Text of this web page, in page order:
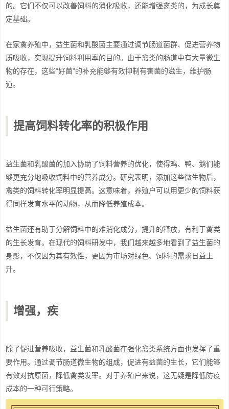
的。它们不仅可以改善饲料的消化吸收，还能增强禽类的，为成长奠
定基础。
在家禽养殖中，益生菌和乳酸菌主要通过调节肠道菌群、促进营养物
质吸收，实现提升饲料利用率的目的。由于禽类的肠道中有大量微生
物的存在，这些“好菌”的补充能够有效抑制有害菌的滋生，维护肠
道。
提高饲料转化率的积极作用
益生菌和乳酸菌的加入协助了饲料营养的优化，使得鸡、鸭、鹅们能
够更充分地吸收饲料中的营养成分。研究表明，添加这些微生物后，
禽类的饲料转化率明显提高。这意味着，养殖户可以用更少的饲料获
得同样发育水平的动物，从而降低养殖成本。
益生菌还有助于分解饲料中的难消化成分，提升的释放，有利于禽类
的生长发育。在现代的饲料研发中，我们越来越多地看到了益生菌的
身影，不仅因为其有效性，更因为市场对绿色、饲料的需求日益上
升。
增强，疾
除了促进营养吸收，益生菌和乳酸菌在强化禽类系统方面也发挥了重
要作用。通过调节肠道微生物的组成，促进有益菌的生长，它们能够
有效对抗原菌，降低禽类发率。对于养殖户来说，这无疑是降低防疫
成本的一种可行策略。